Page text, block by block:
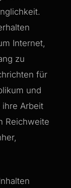
Internet,
zu
für
und
ihre Arbeit
Reichweite